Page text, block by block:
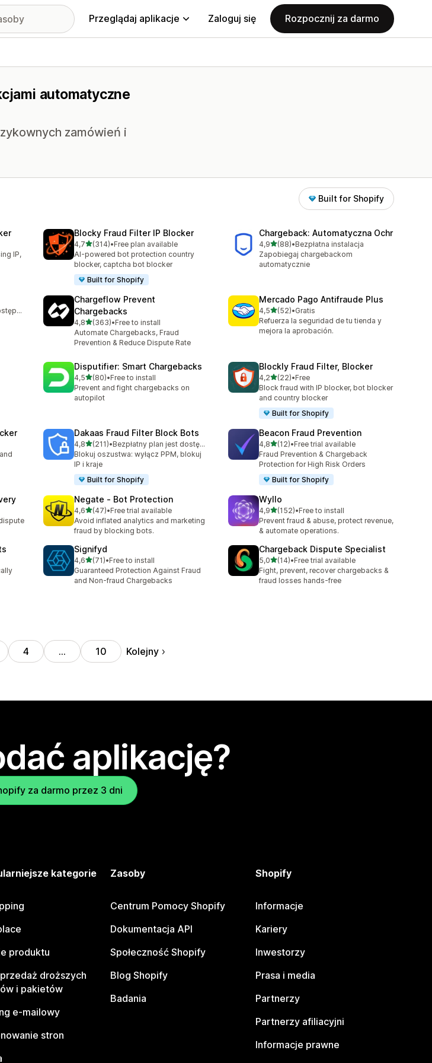
Przeglądaj aplikacje Zaloguj się Rozpocznij za darmo
automatyczne
zamówień i
Built for Shopify
IP,
Blocky Fraud Filter IP Blocker
4,7na 5 gwiazdek
(314)
Łączna liczba recenzji: 314
•Free plan available
AI-powered bot protection country
blocker, captcha bot blocker
Built for Shopify
Chargeback: Automatyczna Ochr
4,9na 5 gwiazdek
(88)
Łączna liczba recenzji: 88
•Bezpłatna instalacja
Zapobiegaj chargebackom
automatycznie
Bezpłatny plan jest dostępny
Chargeflow Prevent
Chargebacks
4,8na 5 gwiazdek
(363)
Łączna liczba recenzji: 363
•Free to install
Automate Chargebacks, Fraud
Prevention & Reduce Dispute Rate
Mercado Pago Antifraude Plus
4,5na 5 gwiazdek
(52)
Łączna liczba recenzji: 52
•Gratis
Refuerza la seguridad de tu tienda y
mejora la aprobación.
Disputifier: Smart Chargebacks
4,5na 5 gwiazdek
(80)
Łączna liczba recenzji: 80
•Free to install
Prevent and fight chargebacks on
autopilot
Blockly Fraud Filter, Blocker
4,2na 5 gwiazdek
(22)
Łączna liczba recenzji: 22
•Free
Block fraud with IP blocker, bot blocker
and country blocker
Built for Shopify
Dakaas Fraud Filter Block Bots
4,8na 5 gwiazdek
(211)
Łączna liczba recenzji: 211
•
Bezpłatny plan jest dostępny
Blokuj oszustwa: wyłącz PPM, blokuj
IP i kraje
Built for Shopify
Beacon Fraud Prevention
4,8na 5 gwiazdek
(12)
Łączna liczba recenzji: 12
•Free trial available
Fraud Prevention & Chargeback
Protection for High Risk Orders
Built for Shopify
Negate ‑ Bot Protection
4,6na 5 gwiazdek
(47)
Łączna liczba recenzji: 47
•Free trial available
Avoid inflated analytics and marketing
fraud by blocking bots.
Wyllo
4,9na 5 gwiazdek
(152)
Łączna liczba recenzji: 152
•Free to install
Prevent fraud & abuse, protect revenue,
& automate operations.
Signifyd
4,6na 5 gwiazdek
(71)
Łączna liczba recenzji: 71
•Free to install
Guaranteed Protection Against Fraud
and Non-fraud Chargebacks
Chargeback Dispute Specialist
5,0na 5 gwiazdek
(14)
Łączna liczba recenzji: 14
•Free trial available
Fight, prevent, recover chargebacks &
fraud losses hands-free
4 … 10 Kolejny
aplikację?
za darmo przez 3 dni
kategorie
produktu
droższych
i pakietów
e-mailowy
stron
Zasoby
Centrum Pomocy Shopify
Dokumentacja API
Społeczność Shopify
Blog Shopify
Badania
Shopify
Informacje
Kariery
Inwestorzy
Prasa i media
Partnerzy
Partnerzy afiliacyjni
Informacje prawne